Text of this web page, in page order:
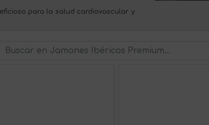
para la salud cardiovascular y